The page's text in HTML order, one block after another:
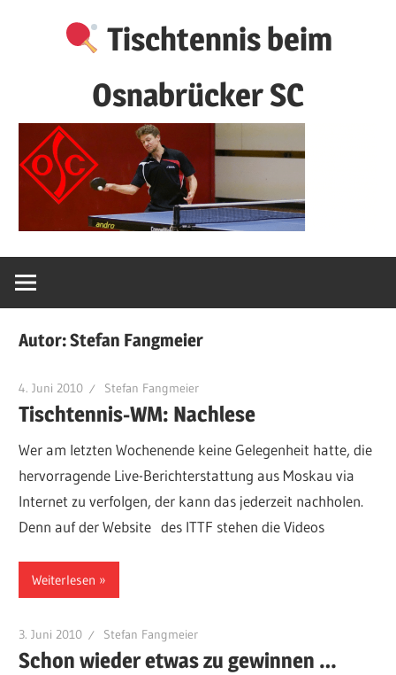
Tischtennis beim
Osnabrücker SC
Autor:Stefan Fangmeier
4. Juni 2010 Stefan Fangmeier
Tischtennis-WM: Nachlese
Wer am letzten Wochenende keine Gelegenheit hatte, die
hervorragende Live-Berichterstattung aus Moskau via
Internet zu verfolgen, der kann das jederzeit nachholen.
Denn auf der Website des ITTF stehen die Videos
Weiterlesen
3. Juni 2010 Stefan Fangmeier
Schon wieder etwas zu gewinnen …